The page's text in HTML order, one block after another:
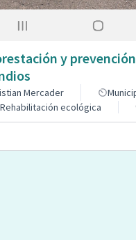
y
Mercader
Rehabilitación ecológica